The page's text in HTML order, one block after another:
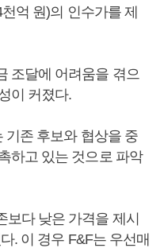
억 원)의 인수가를 제
조달에 어려움을 겪으
이 커졌다.
기존 후보와 협상을 중
하고 있는 것으로 파악
다 낮은 가격을 제시
. 이 경우 F&F는 우선매